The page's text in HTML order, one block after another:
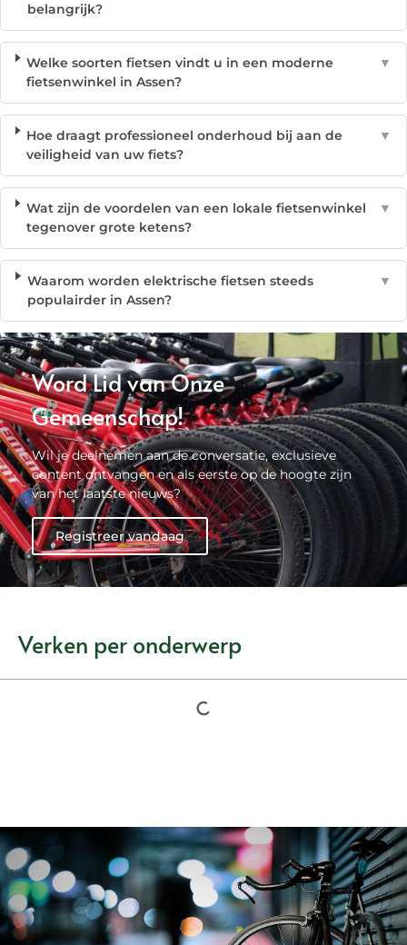
belangrijk?
Welke soorten fietsen vindt u in een moderne
fietsenwinkel in Assen?
▼
Hoe draagt professioneel onderhoud bij aan de
veiligheid van uw fiets?
▼
Wat zijn de voordelen van een lokale fietsenwinkel
tegenover grote ketens?
▼
Waarom worden elektrische fietsen steeds
populairder in Assen?
▼
Word Lid van Onze
Gemeenschap!
Wil je deelnemen aan de conversatie, exclusieve
content ontvangen en als eerste op de hoogte zijn
van het laatste nieuws?
Registreer vandaag
Verken per onderwerp